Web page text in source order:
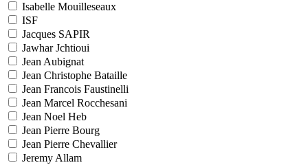
Isabelle Mouilleseaux
ISF
Jacques SAPIR
Jawhar Jchtioui
Jean Aubignat
Jean Christophe Bataille
Jean Francois Faustinelli
Jean Marcel Rocchesani
Jean Noel Heb
Jean Pierre Bourg
Jean Pierre Chevallier
Jeremy Allam